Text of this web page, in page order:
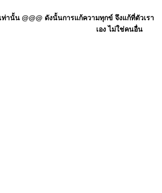
านั้น @@@ ดังนั้นการแก้ความทุกข์ จึงแก้ที่ตัวเรา
เอง ไม่ใช่คนอื่น